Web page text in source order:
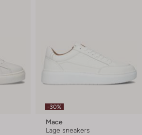
-30%
Mace
Lage sneakers